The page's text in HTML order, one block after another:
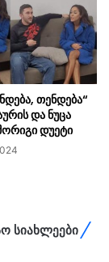
თენდება“
და ნუცა
დუეტი
სიახლეები